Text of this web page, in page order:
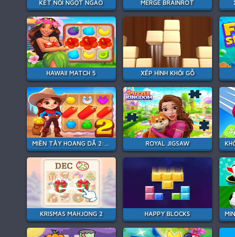
KẾT NỐI NGỌT NGÀO MERGE BRAINROT
HAWAII MATCH 5 XẾP HÌNH KHỐI GỖ
MIỀN TÂY HOANG DÃ 2: CƠN SỐT VÀNG ROYAL JIGSAW
KRISMAS MAHJONG 2 HAPPY BLOCKS